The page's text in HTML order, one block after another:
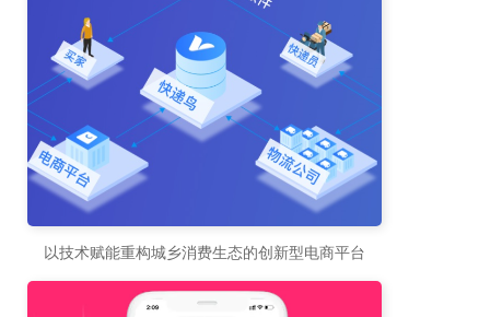
以技术赋能重构城乡消费生态的创新型电商平台